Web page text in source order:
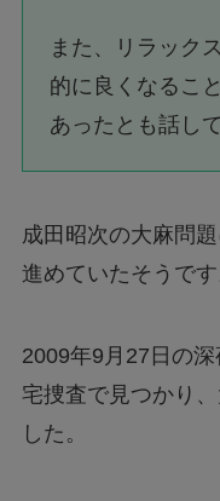
また、リラック
的に良くなるこ
あったとも話し
成田昭次の大麻問
進めていたそうです
2009年9月27日の
宅捜査で見つかり
した。